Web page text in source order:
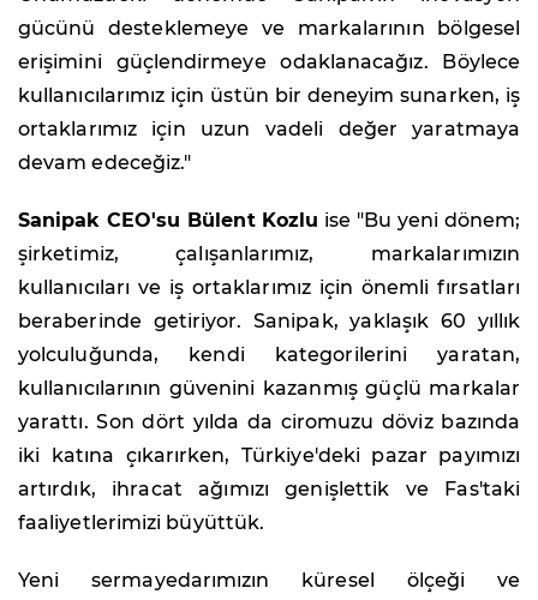
gücünü desteklemeye ve markalarının bölgesel
erişimini güçlendirmeye odaklanacağız. Böylece
kullanıcılarımız için üstün bir deneyim sunarken, iş
ortaklarımız için uzun vadeli değer yaratmaya
devam edeceğiz."
Sanipak CEO'su Bülent Kozlu ise "Bu yeni dönem;
şirketimiz, çalışanlarımız, markalarımızın
kullanıcıları ve iş ortaklarımız için önemli fırsatları
beraberinde getiriyor. Sanipak, yaklaşık 60 yıllık
yolculuğunda, kendi kategorilerini yaratan,
kullanıcılarının güvenini kazanmış güçlü markalar
yarattı. Son dört yılda da ciromuzu döviz bazında
iki katına çıkarırken, Türkiye'deki pazar payımızı
artırdık, ihracat ağımızı genişlettik ve Fas'taki
faaliyetlerimizi büyüttük.
Yeni sermayedarımızın küresel ölçeği ve